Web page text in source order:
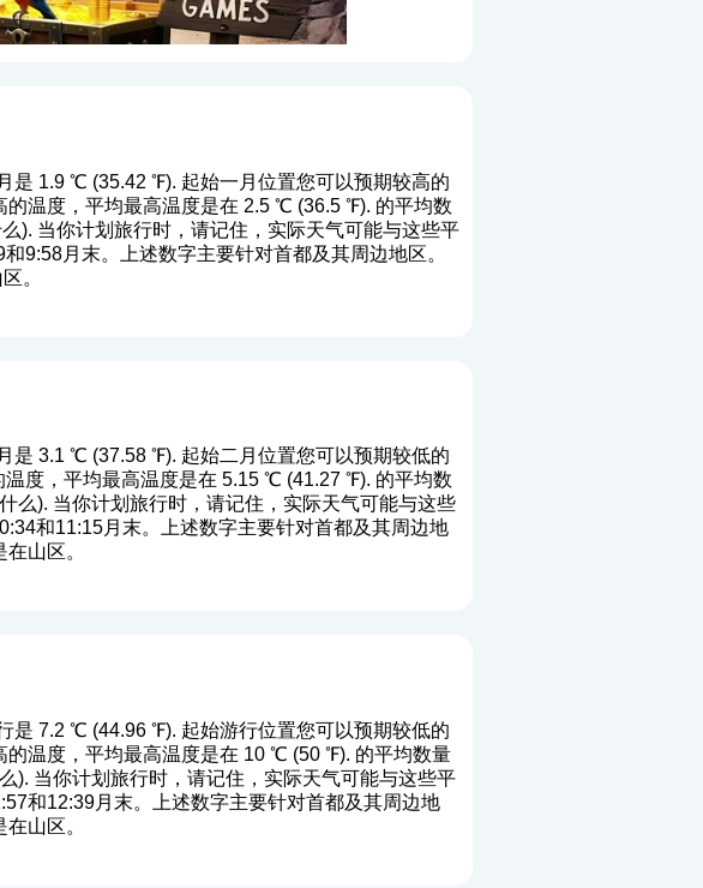
是 1.9 ℃ (35.42 ℉). 起始一月位置您可以预期较高的
温度，平均最高温度是在 2.5 ℃ (36.5 ℉). 的平均数
). 当你计划旅行时，请记住，实际天气可能与这些平
9:58月末。上述数字主要针对首都及其周边地区。
。
是 3.1 ℃ (37.58 ℉). 起始二月位置您可以预期较低的
度，平均最高温度是在 5.15 ℃ (41.27 ℉). 的平均数
么). 当你计划旅行时，请记住，实际天气可能与这些
和11:15月末。上述数字主要针对首都及其周边地
山区。
是 7.2 ℃ (44.96 ℉). 起始游行位置您可以预期较低的
温度，平均最高温度是在 10 ℃ (50 ℉). 的平均数量
). 当你计划旅行时，请记住，实际天气可能与这些平
和12:39月末。上述数字主要针对首都及其周边地
山区。